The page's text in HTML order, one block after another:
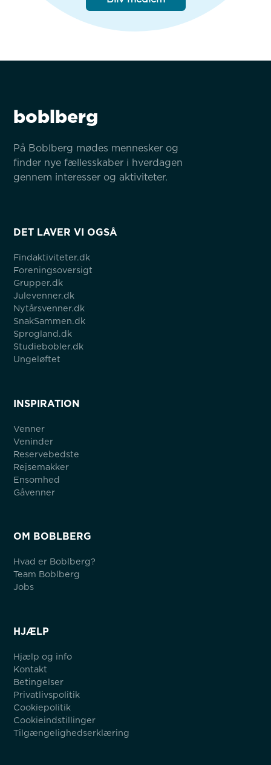
boblberg
På Boblberg mødes mennesker og
finder nye fællesskaber i hverdagen
gennem interesser og aktiviteter.
DET LAVER VI OGSÅ
Findaktiviteter.dk
Foreningsoversigt
Grupper.dk
Julevenner.dk
Nytårsvenner.dk
SnakSammen.dk
Sprogland.dk
Studiebobler.dk
Ungeløftet
INSPIRATION
Venner
Veninder
Reservebedste
Rejsemakker
Ensomhed
Gåvenner
OM BOBLBERG
Hvad er Boblberg?
Team Boblberg
Jobs
HJÆLP
Hjælp og info
Kontakt
Betingelser
Privatlivspolitik
Cookiepolitik
Cookieindstillinger
Tilgængelighedserklæring